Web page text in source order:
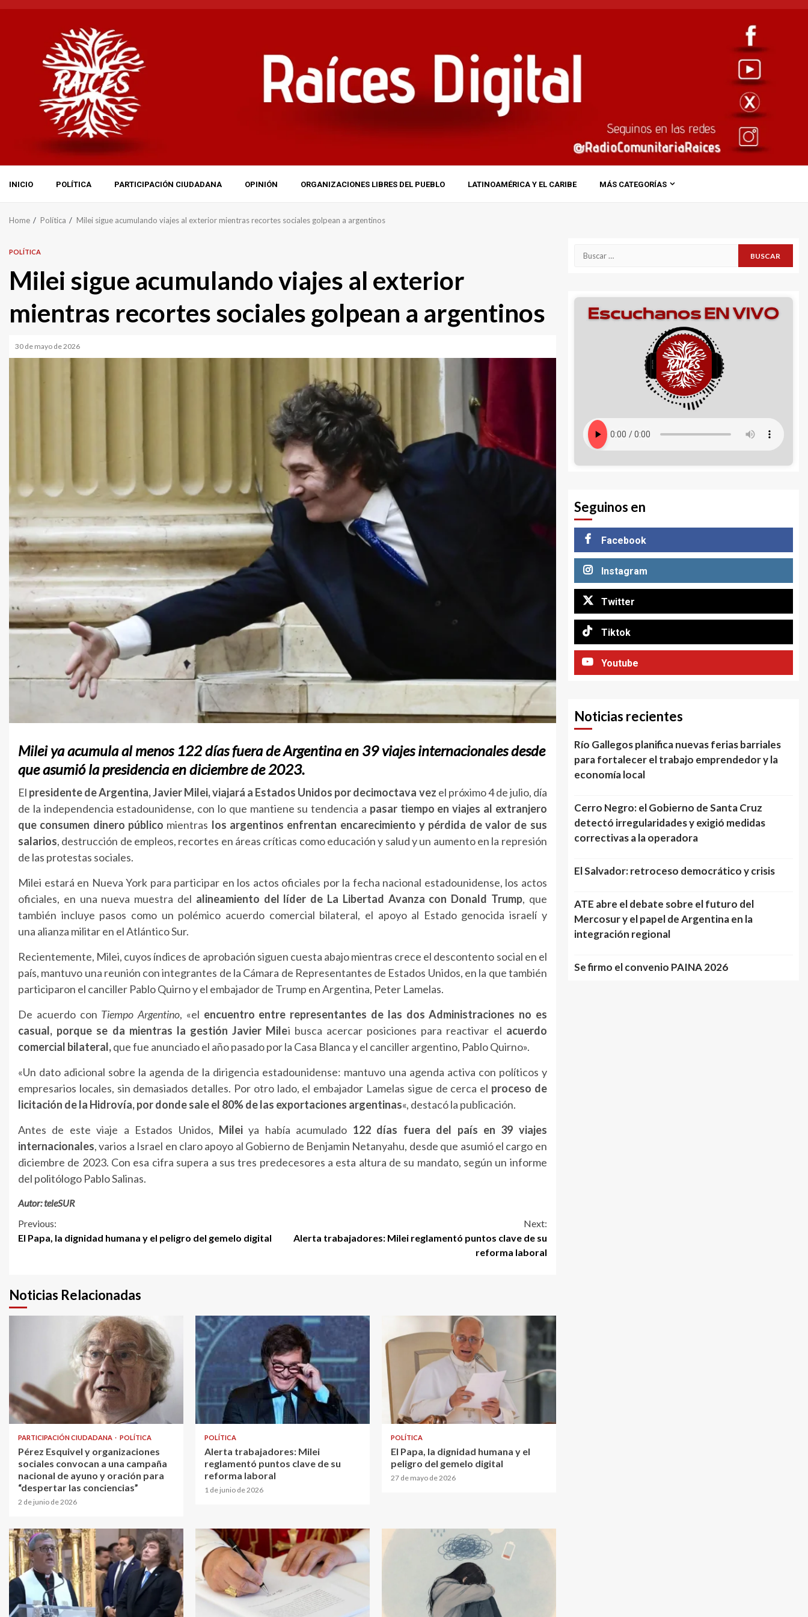
INICIO POLÍTICA PARTICIPACIÓN CIUDADANA OPINIÓN ORGANIZACIONES LIBRES DEL PUEBLO LATINOAMÉRICA Y EL CARIBE MÁS CATEGORÍAS
Home Política Milei sigue acumulando viajes al exterior mientras recortes sociales golpean a argentinos
POLÍTICA
Milei sigue acumulando viajes al exterior
mientras recortes sociales golpean a argentinos
30 de mayo de 2026
Milei ya acumula al menos 122 días fuera de Argentina en 39 viajes internacionales desde
que asumió la presidencia en diciembre de 2023.
El presidente de Argentina, Javier Milei, viajará a Estados Unidos por decimoctava vez el próximo 4 de julio, día
de la independencia estadounidense, con lo que mantiene su tendencia a pasar tiempo en viajes al extranjero
que consumen dinero público mientras los argentinos enfrentan encarecimiento y pérdida de valor de sus
salarios, destrucción de empleos, recortes en áreas críticas como educación y salud y un aumento en la represión
de las protestas sociales.
Milei estará en Nueva York para participar en los actos oficiales por la fecha nacional estadounidense, los actos
oficiales, en una nueva muestra del alineamiento del líder de La Libertad Avanza con Donald Trump, que
también incluye pasos como un polémico acuerdo comercial bilateral, el apoyo al Estado genocida israelí y
una alianza militar en el Atlántico Sur.
Recientemente, Milei, cuyos índices de aprobación siguen cuesta abajo mientras crece el descontento social en el
país, mantuvo una reunión con integrantes de la Cámara de Representantes de Estados Unidos, en la que también
participaron el canciller Pablo Quirno y el embajador de Trump en Argentina, Peter Lamelas.
De acuerdo con Tiempo Argentino, «el encuentro entre representantes de las dos Administraciones no es
casual, porque se da mientras la gestión Javier Milei busca acercar posiciones para reactivar el acuerdo
comercial bilateral,que fue anunciado el año pasado por la Casa Blanca y el canciller argentino, Pablo Quirno».
«Un dato adicional sobre la agenda de la dirigencia estadounidense: mantuvo una agenda activa con políticos y
empresarios locales, sin demasiados detalles. Por otro lado, el embajador Lamelas sigue de cerca el proceso de
licitación de la Hidrovía, por donde sale el 80% de las exportaciones argentinas«, destacó la publicación.
Antes de este viaje a Estados Unidos, Milei ya había acumulado 122 días fuera del país en 39 viajes
internacionales, varios a Israel en claro apoyo al Gobierno de Benjamin Netanyahu, desde que asumió el cargo en
diciembre de 2023. Con esa cifra supera a sus tres predecesores a esta altura de su mandato, según un informe
del politólogo Pablo Salinas.
Autor: teleSUR
Continue
Reading
Previous:
El Papa, la dignidad humana y el peligro del gemelo digital
Next:
Alerta trabajadores: Milei reglamentó puntos clave de su
reforma laboral
Noticias Relacionadas
PARTICIPACIÓN CIUDADANA POLÍTICA
Pérez Esquivel y organizaciones
sociales convocan a una campaña
nacional de ayuno y oración para
“despertar las conciencias”
2 de junio de 2026
POLÍTICA
Alerta trabajadores: Milei
reglamentó puntos clave de su
reforma laboral
1 de junio de 2026
POLÍTICA
El Papa, la dignidad humana y el
peligro del gemelo digital
27 de mayo de 2026
Buscar:
Seguinos en
Facebook
Instagram
Twitter
Tiktok
Youtube
Noticias recientes
Río Gallegos planifica nuevas ferias barriales
para fortalecer el trabajo emprendedor y la
economía local
Cerro Negro: el Gobierno de Santa Cruz
detectó irregularidades y exigió medidas
correctivas a la operadora
El Salvador: retroceso democrático y crisis
ATE abre el debate sobre el futuro del
Mercosur y el papel de Argentina en la
integración regional
Se firmo el convenio PAINA 2026